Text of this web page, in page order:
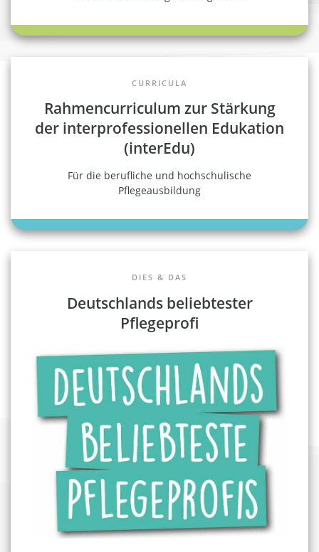
CURRICULA
Rahmencurriculum zur Stärkung
der interprofessionellen Edukation
(interEdu)
Für die berufliche und hochschulische
Pflegeausbildung
DIES & DAS
Deutschlands beliebtester
Pflegeprofi